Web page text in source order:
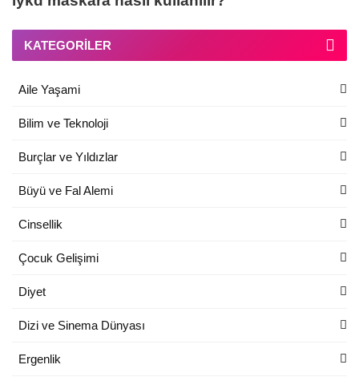
KATEGORILER
Aile Yaşami
Bilim ve Teknoloji
Burçlar ve Yıldızlar
Büyü ve Fal Alemi
Cinsellik
Çocuk Gelişimi
Diyet
Dizi ve Sinema Dünyası
Ergenlik